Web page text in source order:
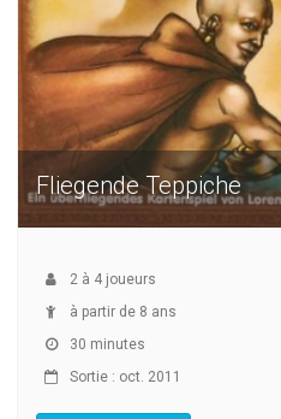
Fliegende Teppiche
2 à 4 joueurs
à partir de 8 ans
30 minutes
Sortie : oct. 2011